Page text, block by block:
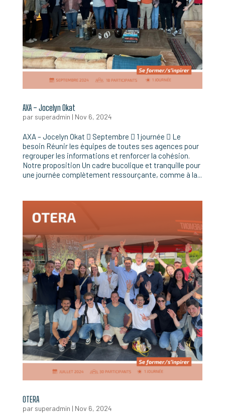
AXA – Jocelyn Okat
par superadmin | Nov 6, 2024
AXA – Jocelyn Okat  Septembre  1 journée  Le
besoin Réunir les équipes de toutes ses agences pour
regrouper les informations et renforcer la cohésion.
Notre proposition Un cadre bucolique et tranquille pour
une journée complètement ressourçante, comme à la...
OTERA
par superadmin | Nov 6, 2024